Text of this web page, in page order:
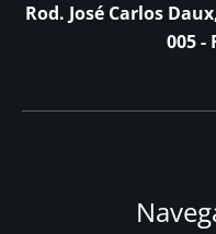
Rod. José Carlos
005 -